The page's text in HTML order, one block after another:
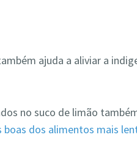
ajuda a aliviar a
no suco de limão
boas dos alimentos mais